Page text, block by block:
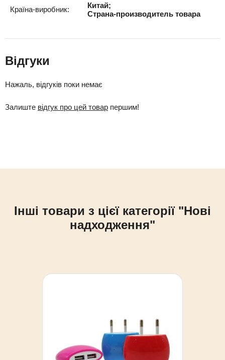
Країна-виробник:
Китай;
Страна-производитель товара
Відгуки
Нажаль, відгуків поки немає
Залиште відгук про цей товар першим!
Інші товари з цієї категорії "Нові
надходження"